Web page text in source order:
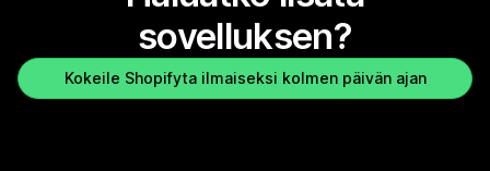
sovelluksen?
Kokeile Shopifyta ilmaiseksi kolmen päivän ajan